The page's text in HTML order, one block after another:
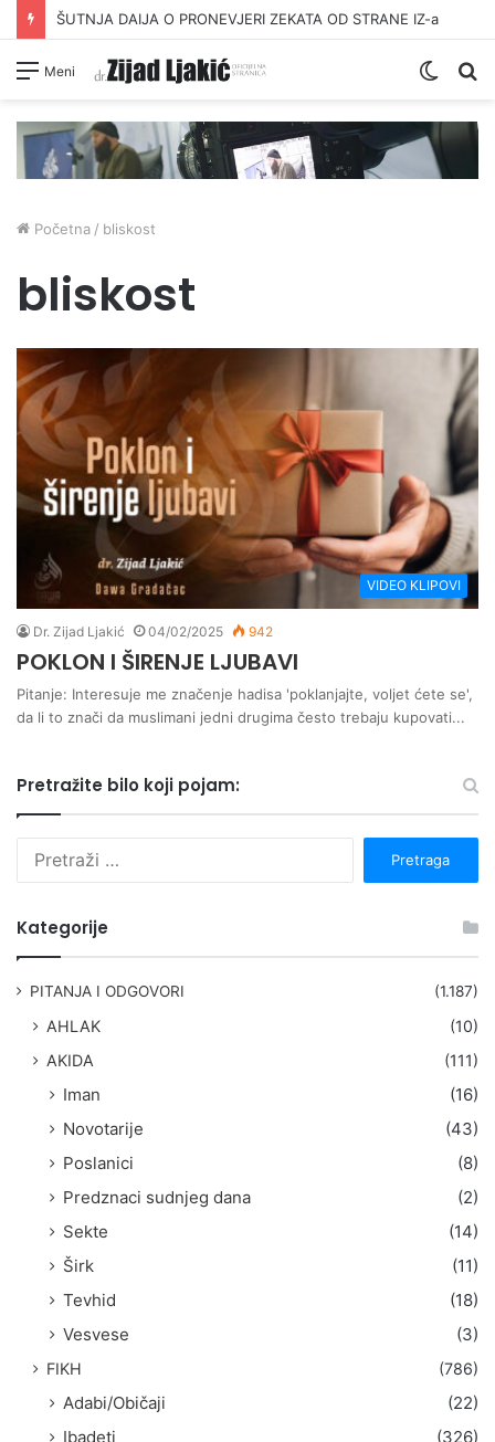
ŠUTNJA DAIJA O PRONEVJERI ZEKATA OD STRANE IZ-a
Meni
Switch
Početna / bliskost
bliskost
VIDEO KLIPOVI
Dr. Zijad Ljakić 04/02/2025 942
POKLON I ŠIRENJE LJUBAVI
Pitanje: Interesuje me značenje hadisa 'poklanjajte, voljet ćete se',
da li to znači da muslimani jedni drugima često trebaju kupovati...
Pretražite bilo koji pojam:
Kategorije
PITANJA I ODGOVORI (1.187)
AHLAK
(10)
AKIDA
(111)
Iman
(16)
Novotarije
(43)
Poslanici
(8)
Predznaci sudnjeg dana
(2)
Sekte
(14)
Širk
(11)
Tevhid
(18)
Vesvese
(3)
FIKH (786)
Adabi/Običaji
(22)
Ibadeti
(326)